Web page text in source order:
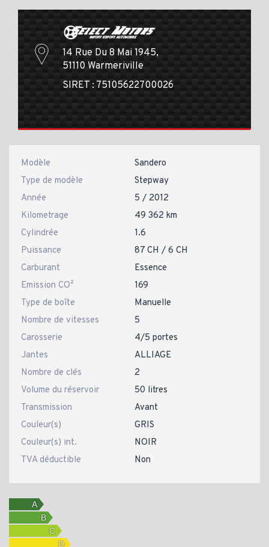
14 Rue Du 8 Mai 1945,
51110 Warmeriville
SIRET : 75105622700026
Modèle
Sandero
Type de modèle
Stepway
Année
5 / 2012
Kilometrage
49 362 km
Cylindrée
1.6
Puissance
87 CH / 6 CH
Carburant
Essence
Emission CO²
169
Type de boîte
Manuelle
Nombre de vitesses
5
Carosserie
4/5 portes
Jantes
ALLIAGE
Nombre de clés
2
Volume du réservoir
50 litres
Transmission
Avant
Couleur(s)
GRIS
Couleur(s) int.
NOIR
TVA déductible
Non